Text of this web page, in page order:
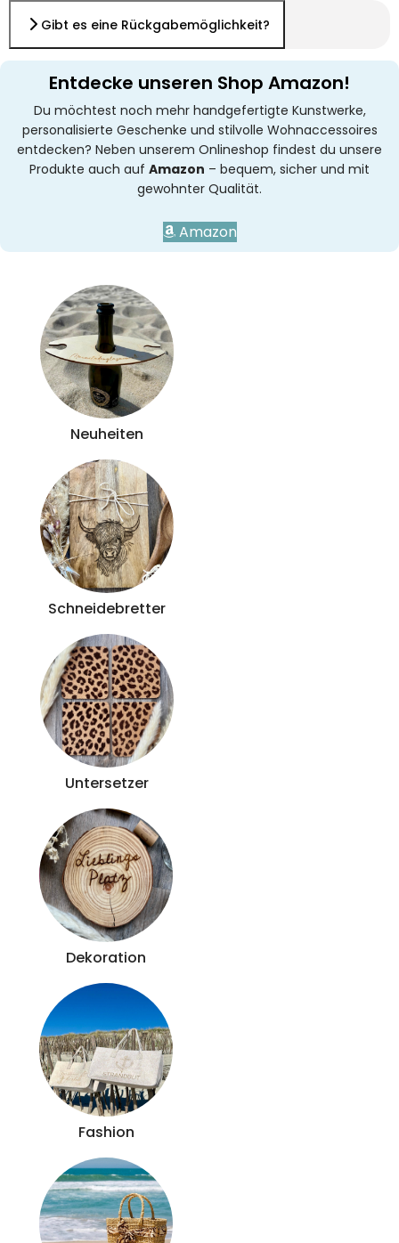
Gibt es eine Rückgabemöglichkeit?
Entdecke unseren Shop Amazon!
Du möchtest noch mehr handgefertigte Kunstwerke,
personalisierte Geschenke und stilvolle Wohnaccessoires
entdecken? Neben unserem Onlineshop findest du unsere
Produkte auch auf Amazon – bequem, sicher und mit
gewohnter Qualität.
Amazon
Neuheiten
Schneidebretter
Untersetzer
Dekoration
Fashion